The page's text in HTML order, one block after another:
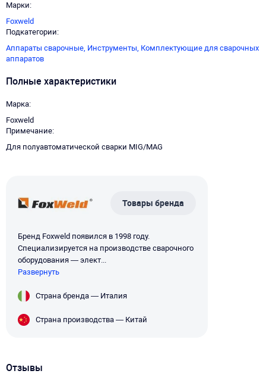
Марки
Foxweld
Подкатегории
Аппараты сварочные, Инструменты, Комплектующие для сварочных
аппаратов
Полные характеристики
Марка
Foxweld
Примечание
Для полуавтоматической сварки MIG/MAG
Товары бренда
Бренд Foxweld появился в 1998 году.
Специализируется на производстве сварочного
оборудования — элект...
Развернуть
Страна бренда — Италия
Страна производства — Китай
Отзывы